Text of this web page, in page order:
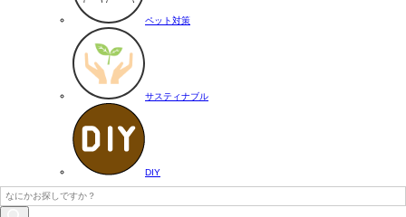
ペット対策
サスティナブル
DIY